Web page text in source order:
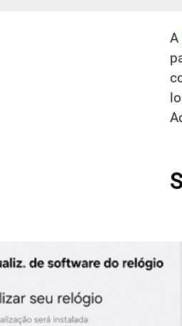
A